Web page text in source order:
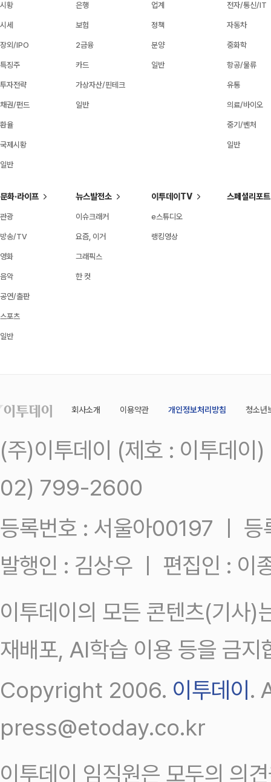
시황
시세
장외/IPO
특징주
투자전략
채권/펀드
환율
국제시황
일반
은행
보험
2금융
카드
가상자산/핀테크
일반
업계
정책
분양
일반
전자/통신/IT
자동차
중화학
항공/물류
유통
의료/바이오
중기/벤처
일반
문화·라이프
관광
방송/TV
영화
음악
공연/출판
스포츠
일반
뉴스발전소
이슈크래커
요즘, 이거
그래픽스
한 컷
이투데이TV
e스튜디오
랭킹영상
스페셜리포트
회사소개 이용약관 개인정보처리방침 청소년
(주)이투데이 (제호 : 이투데
02) 799-2600
등록번호 : 서울아00197 ㅣ
발행인 : 김상우 ㅣ 편집인 : 이
이투데이의 모든 콘텐츠(기사)
재배포, AI학습 이용 등을 금지
Copyright 2006. 이투데이 .
press@etoday.co.kr
이투데이 임직원은 모두의 의